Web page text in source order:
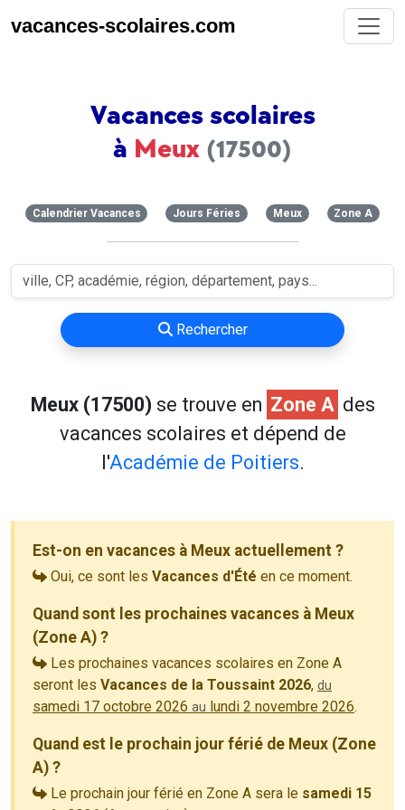
vacances-scolaires.com
Vacances scolaires
à Meux (17500)
Calendrier Vacances Jours Féries Meux Zone A
Rechercher
Meux (17500) se trouve en Zone A des
vacances scolaires et dépend de
l'Académie de Poitiers.
Est-on en vacances à Meux actuellement ?
Oui, ce sont les Vacances d'Été en ce moment.
Quand sont les prochaines vacances à Meux
(Zone A) ?
Les prochaines vacances scolaires en Zone A
seront les Vacances de la Toussaint 2026, du
samedi 17 octobre 2026 au lundi 2 novembre 2026.
Quand est le prochain jour férié de Meux (Zone
A) ?
Le prochain jour férié en Zone A sera le samedi 15